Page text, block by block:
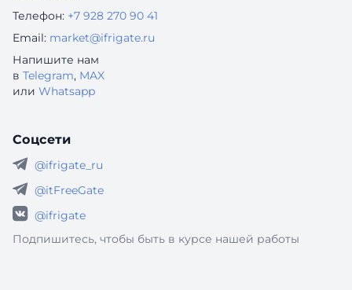
Телефон: +7 928 270 90 41
Email: market@ifrigate.ru
Напишите нам
в Telegram, MAX
или Whatsapp
Соцсети
@ifrigate_ru
@itFreeGate
@ifrigate
Подпишитесь, чтобы быть в курсе нашей работы